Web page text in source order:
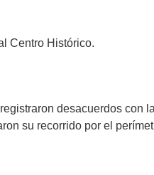
Centro Histórico.
desacuerdos con
su recorrido por el